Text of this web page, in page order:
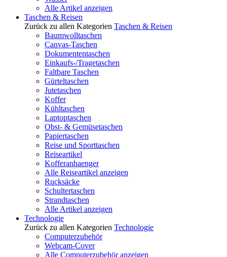
Alle Artikel anzeigen
Taschen & Reisen
Zurück zu allen Kategorien Taschen & Reisen
Baumwolltaschen
Canvas-Taschen
Dokumententaschen
Einkaufs-/Tragetaschen
Faltbare Taschen
Gürteltaschen
Jutetaschen
Koffer
Kühltaschen
Laptoptaschen
Obst- & Gemüsetaschen
Papiertaschen
Reise und Sporttaschen
Reiseartikel
Kofferanhaenger
Alle Reiseartikel anzeigen
Rucksäcke
Schultertaschen
Strandtaschen
Alle Artikel anzeigen
Technologie
Zurück zu allen Kategorien Technologie
Computerzubehör
Webcam-Cover
Alle Computerzubehör anzeigen